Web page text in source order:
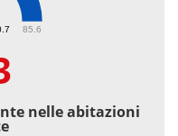
85.6
nelle abitazioni